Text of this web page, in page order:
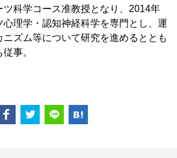
ツ科学コース准教授となり、2014年
心理学・認知神経科学を専門とし、運
ズム等について研究を進めるととも
事。